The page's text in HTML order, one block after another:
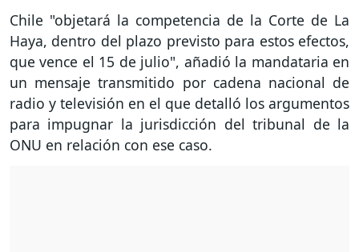
Chile "objetará la competencia de la Corte de La
Haya, dentro del plazo previsto para estos efectos,
que vence el 15 de julio", añadió la mandataria en
un mensaje transmitido por cadena nacional de
radio y televisión en el que detalló los argumentos
para impugnar la jurisdicción del tribunal de la
ONU en relación con ese caso.